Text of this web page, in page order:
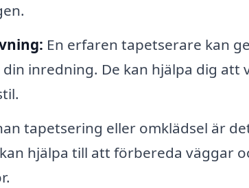
En erfaren tapetserare kan
inredning. De kan hjälpa dig att
tapetsering eller omklädsel är
hjälpa till att förbereda väggar